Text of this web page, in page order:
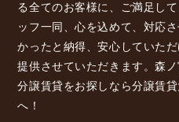
る全てのお客様に、ご満足し
ッフ一同、心を込めて、対応
かったと納得、安心していた
提供させていただきます。森
分譲賃貸をお探しなら分譲賃貸
へ！